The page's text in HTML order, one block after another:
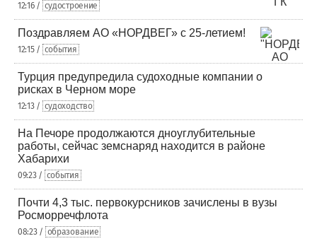
12:16 / судостроение
Поздравляем АО «НОРДВЕГ» с 25-летием!
12:15 / события
Турция предупредила судоходные компании о
рисках в Черном море
12:13 / судоходство
На Печоре продолжаются дноуглубительные
работы, сейчас земснаряд находится в районе
Хабарихи
09:23 / события
Почти 4,3 тыс. первокурсников зачислены в вузы
Росморречфлота
08:23 / образование